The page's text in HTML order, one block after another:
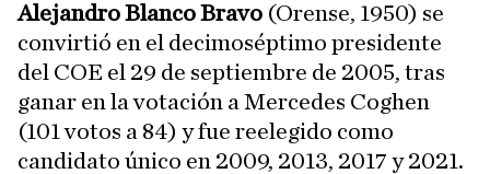
Alejandro Blanco Bravo (Orense, 1950) se
convirtió en el decimoséptimo presidente
del COE el 29 de septiembre de 2005, tras
ganar en la votación a Mercedes Coghen
(101 votos a 84) y fue reelegido como
candidato único en 2009, 2013, 2017 y 2021.